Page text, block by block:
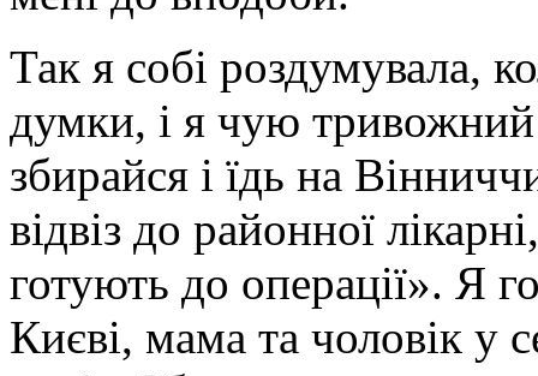
Так я собі роздумувала,
думки, і я чую
збирайся і їдь на
відвіз до районної
готують до операції». Я
Києві, мама та чоловік у